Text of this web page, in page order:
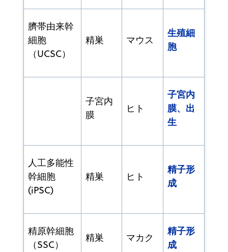
臍帯由来幹
細胞
（UCSC）
精巣 マウス
生殖細
胞
子宮内
膜
ヒト
子宮内
膜、出
生
人工多能性
幹細胞
(iPSC)
精巣 ヒト
精子形
成
精原幹細胞
（SSC）
精巣 マカク
精子形
成